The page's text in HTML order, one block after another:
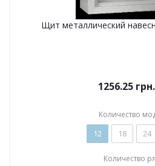
Щит металлический
1256.25грн.
Количество
12 18 24
Количество